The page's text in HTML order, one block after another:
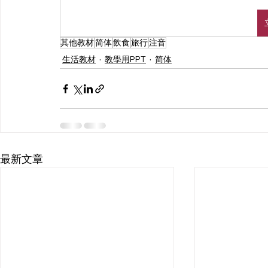
其他教材简体飲食旅行注音
生活教材
教學用PPT 简体
最新文章